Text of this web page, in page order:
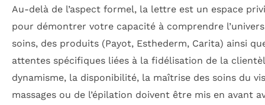
Au-delà de l’aspect formel, la lettre est un espace
pour démontrer votre capacité à comprendre
soins, des produits (Payot, Esthederm, Carita) ainsi
attentes spécifiques liées à la fidélisation de la
dynamisme, la disponibilité, la maîtrise des soins du
massages ou de l’épilation doivent être mis en avant